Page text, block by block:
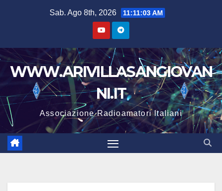
Sab. Ago 8th, 2026 11:11:04 AM
WWW.ARIVILLASANGIOVAN
NI.IT
Associazione Radioamatori Italiani